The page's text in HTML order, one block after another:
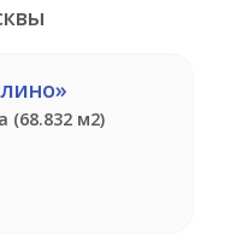
(68.832 м2)